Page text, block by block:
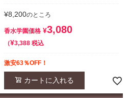
¥8,200のところ
香水学園価格 ¥3,080
¥3,388 税込
激安63％OFF！
カートに入れる